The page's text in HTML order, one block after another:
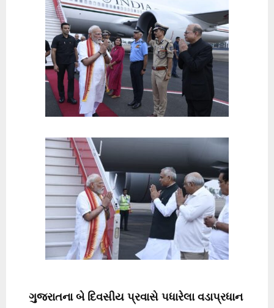
ગુજરાતના બે દિવસીય પ્રવાસે પધારેલા વડાપ્રધાન